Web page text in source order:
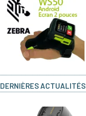
DERNIÈRES ACTUALITÉS